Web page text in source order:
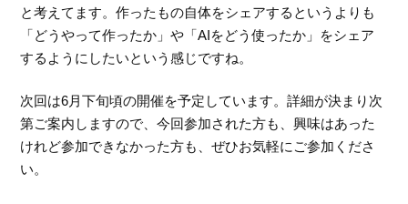
と考えてます。作ったもの自体をシェアするというよりも
「どうやって作ったか」や「AIをどう使ったか」をシェア
するようにしたいという感じですね。
次回は6月下旬頃の開催を予定しています。詳細が決まり次
第ご案内しますので、今回参加された方も、興味はあった
けれど参加できなかった方も、ぜひお気軽にご参加くださ
い。